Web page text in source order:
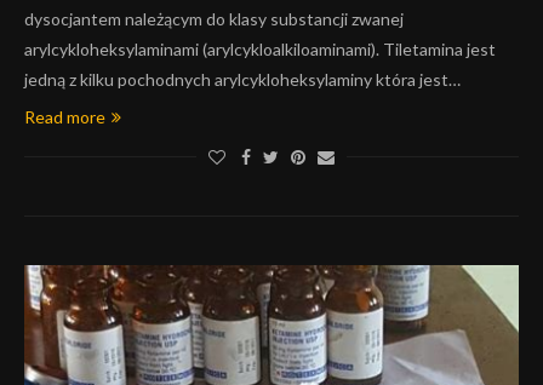
dysocjantem należącym do klasy substancji zwanej
arylcykloheksylaminami (arylcykloalkiloaminami). Tiletamina jest
jedną z kilku pochodnych arylcykloheksylaminy która jest…
Read more